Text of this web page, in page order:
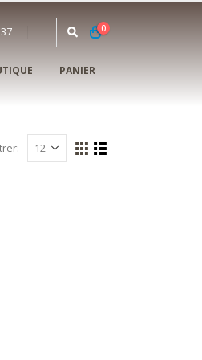
0
PANIER